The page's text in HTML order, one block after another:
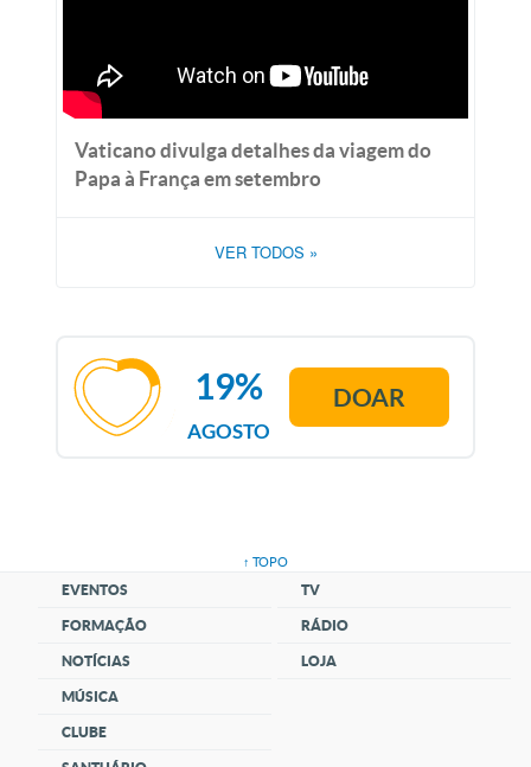
Vaticano divulga detalhes da viagem do
Papa à França em setembro
VER TODOS »
AGOSTO
19% DOAR
↑ TOPO
EVENTOS
FORMAÇÃO
NOTÍCIAS
MÚSICA
CLUBE
TV
RÁDIO
LOJA